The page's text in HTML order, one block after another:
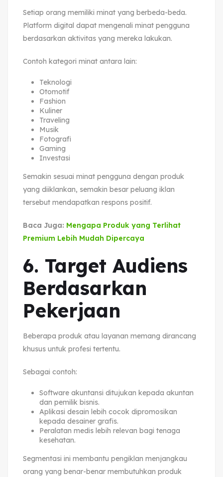
Setiap orang memiliki minat yang berbeda-beda.
Platform digital dapat mengenali minat pengguna
berdasarkan aktivitas yang mereka lakukan.
Contoh kategori minat antara lain:
Teknologi
Otomotif
Fashion
Kuliner
Traveling
Musik
Fotografi
Gaming
Investasi
Semakin sesuai minat pengguna dengan produk
yang diiklankan, semakin besar peluang iklan
tersebut mendapatkan respons positif.
Baca Juga: Mengapa Produk yang Terlihat
Premium Lebih Mudah Dipercaya
6. Target Audiens
Berdasarkan
Pekerjaan
Beberapa produk atau layanan memang dirancang
khusus untuk profesi tertentu.
Sebagai contoh:
Software akuntansi ditujukan kepada akuntan
dan pemilik bisnis.
Aplikasi desain lebih cocok dipromosikan
kepada desainer grafis.
Peralatan medis lebih relevan bagi tenaga
kesehatan.
Segmentasi ini membantu pengiklan menjangkau
orang yang benar-benar membutuhkan produk